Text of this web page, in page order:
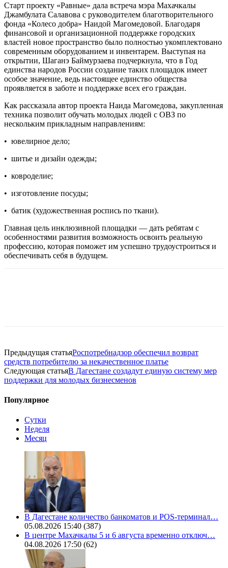
Старт проекту «Равные» дала встреча мэра Махачкалы
Джамбулата Салавова с руководителем благотворительного
фонда «Колесо добра» Наидой Магомедовой. Благодаря
финансовой и организационной поддержке городских
властей новое пространство было полностью укомплектовано
современным оборудованием и инвентарем. Выступая на
открытии, Шаганэ Баймурзаева подчеркнула, что в Год
единства народов России создание таких площадок имеет
особое значение, ведь настоящее единство общества
проявляется в заботе и поддержке всех его граждан.
Как рассказала автор проекта Наида Магомедова, закупленная
техника позволит обучать молодых людей с ОВЗ по
нескольким прикладным направлениям:
• ювелирное дело;
• шитье и дизайн одежды;
• ковроделие;
• изготовление посуды;
• батик (художественная роспись по ткани).
Главная цель инклюзивной площадки — дать ребятам с
особенностями развития возможность освоить реальную
профессию, которая поможет им успешно трудоустроиться и
обеспечивать себя в будущем.
Предыдущая статьяРоспотребнадзор обеспечил возврат
средств потребителю за некачественное платье
Следующая статьяВ Дагестане создадут единую систему мер
поддержки для молодых бизнесменов
Популярное
Сутки
Неделя
Месяц
В Дагестане количество банкоматов и POS-терминал…
05.08.2026 15:40 (387)
В центре Махачкалы 5 и 6 августа временно отключ…
04.08.2026 17:50 (62)